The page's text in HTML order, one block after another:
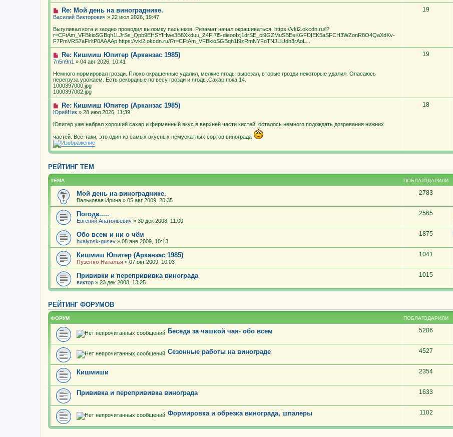
Re: Мой день на винограднике.
Василий Викторович » 22 июл 2026, 19:47
Выгуливал кота и заодно проводил выломку пасынков. Ризамат начал окрашиваться. https://vki2.okcdn.ru/i?
r=CFtAm_VFBkioSGBqh1LJrSs_Qpb9EHSYfHwe3B8Xxduu_Z4FI7l5-dieooIzj1drSE_oi9GZMuSBEeKGFDIEK5aSFCH3WZonR8O4QaXdKv-
F7PmVRS7aFlrltP0AAAAp https://vki2.okcdn.ru/i?r=CFtAm_VFBkioSGBqh1I9zRmNYFoTNJLlUdh3rAoL...
19
Re: Кишмиш Юпитер (Арканзас 1985)
7п5п9п1 » 04 авг 2026, 10:41
Немного нормировал грозди. Плохо окрашенные удалил, мелкие ягоды вырезал, вторые грозди некоторые удалил. Опасаюсь
перегруза урожаем. Есть рекордные по весу грозди и ягоды.Сахар пока 14.
1000397000.jpg
1000397002.jpg
19
Re: Кишмиш Юпитер (Арканзас 1985)
ЮрийНик » 28 июл 2026, 11:39
Юпитер уже набрал хороший сахар и фирменный вкус в верхней части кистей, осталось немного подождать дозревания нижних
частей. Всё-таки, это один из самых вкусных немускатных сортов винограда
18
РЕЙТИНГ ТЕМ
ТЕМА ПОБЛАГОДАРИЛИ
Мой день на винограднике.
Вальковая Ирина » 05 авг 2009, 20:35
2783
Погода.....
Евгений Анатольевич » 30 дек 2008, 11:00
2565
Обо всем и ни о чём
hvalynsk-gusev » 08 янв 2009, 10:13
1875
Кишмиш Юпитер (Арканзас 1985)
Пузенко Наталья » 07 окт 2009, 10:03
1041
Прививки и перепрививка винограда
виктор » 23 дек 2008, 13:25
1015
РЕЙТИНГ ФОРУМОВ
ФОРУМ ПОБЛАГОДАРИЛИ
Беседа за чашкой чая- обо всем 5206
Сезонные работы на винограде 4527
Кишмиши 2354
Прививка и перепрививка винограда 1633
Формировка и обрезка винограда, шпалеры 1102